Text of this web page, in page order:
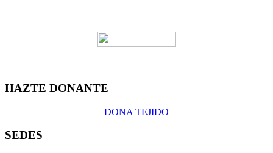
HAZTE DONANTE
DONA TEJIDO
SEDES